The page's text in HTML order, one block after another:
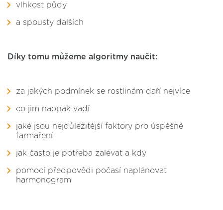
vlhkost půdy
a spousty dalších
Díky tomu můžeme algoritmy naučit:
za jakých podmínek se rostlinám daří nejvíce
co jim naopak vadí
jaké jsou nejdůležitější faktory pro úspěšné
farmaření
jak často je potřeba zalévat a kdy
pomocí předpovědi počasí naplánovat
harmonogram